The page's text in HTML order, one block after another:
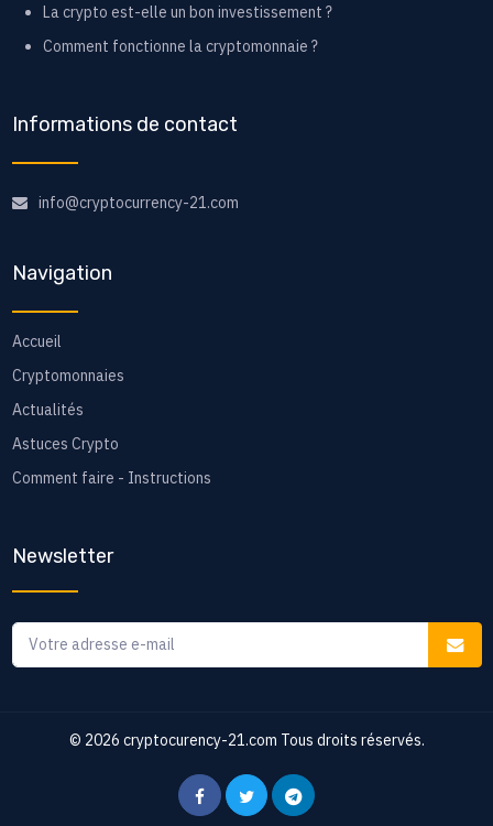
La crypto est-elle un bon investissement ?
Comment fonctionne la cryptomonnaie ?
Informations de contact
info@cryptocurrency-21.com
Navigation
Accueil
Cryptomonnaies
Actualités
Astuces Crypto
Comment faire - Instructions
Newsletter
© 2026 cryptocurency-21.com Tous droits réservés.